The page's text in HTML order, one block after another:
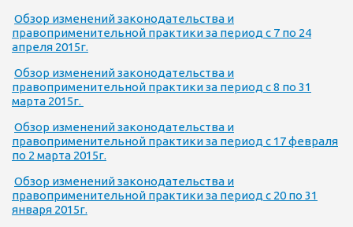
Обзор изменений законодательства и
правоприменительной практики за период с 7 по 24
апреля 2015г.
Обзор изменений законодательства и
правоприменительной практики за период с 8 по 31
марта 2015г.
Обзор изменений законодательства и
правоприменительной практики за период с 17 февраля
по 2 марта 2015г.
Обзор изменений законодательства и
правоприменительной практики за период с 20 по 31
января 2015г.